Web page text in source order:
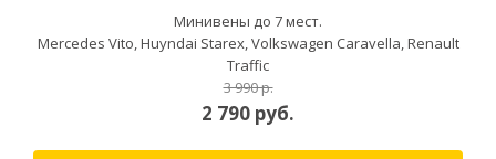
Минивены до 7 мест.
Mercedes Vito, Huyndai Starex, Volkswagen Caravella, Renault
Traffic
3 990 р.
2 790 руб.